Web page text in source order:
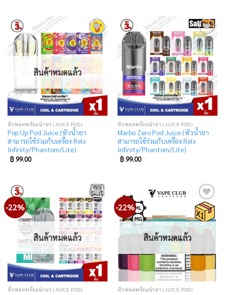
Add
to
wishlist
สินค้าหมดแล้ว
หัวพอตพร้อมน้ำยา (JUICE POD)
Pop Up Pod Juice (หัวน้ำยา
สามารถใช้ร่วมกับเครื่อง Relx
Infinity/Phantom/Lite)
฿99.00
Add
to
wishlist
หัวพอตพร้อมน้ำยา (JUICE POD)
Marbo Zero Pod Juice (หัวน้ำยา
สามารถใช้ร่วมกับเครื่อง Relx
Infinity/Phantom/Lite)
฿99.00
-22%
Add
to
wishlist
สินค้าหมดแล้ว
หัวพอตพร้อมน้ำยา (JUICE POD)
-22%
Add
to
wishlist
สินค้าหมดแล้ว
หัวพอตพร้อมน้ำยา (JUICE POD)